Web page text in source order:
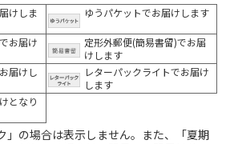
けしま
ゆうパケットでお届けします
お届け
定形外郵便(簡易書留)でお届
けします
届けし
レターパックライトでお届け
します
となり
」の場合は表示しません。また、「夏期